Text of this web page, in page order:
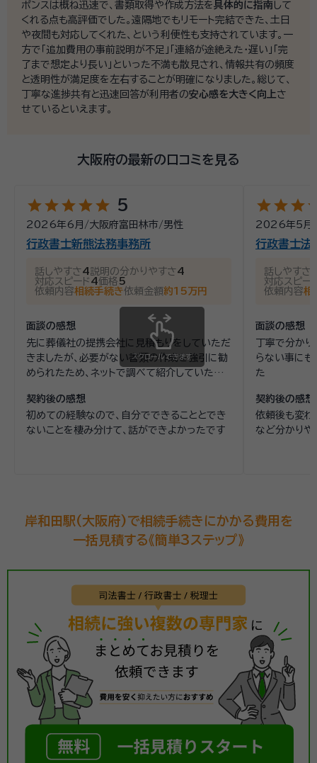
ポンスは概ね迅速で、書類取得や作成方法を具体的に指南 して
くれる点も高評価でした。遠隔地でもリモート完結できた、土日
や夜間も対応してくれた、という利便性も支持されています。一
方で「追加費用の事前説明が不足」「連絡が途絶えた・遅い」「完
了まで想定より長い」といった不満も散見され、情報共有の頻度
と透明性が満足度を左右することが明確になりました。総じて、
丁寧な進捗共有と迅速回答が利用者の安心感を大きく向上さ
せているといえます。
大阪府の最新の口コミを見る
starstarstarstarstar 5
2026年6月 /大阪府富田林市/男性
行政書士新熊法務事務所
話しやすさ4説明の分かりやすさ4
対応スピード 4価格 5
依頼内容相続手続き依頼金額約15万円
面談の感想
先に葬儀社の提携会社に見積もりをしていただ
きましたが、必要がない書類の作成を強引に勧
められたため、ネットで調べて紹介していただ
約させていただきました
契約後の感想
初めての経験なので、自分でできることとでき
ないことを棲み分けて、話ができよかったです
starstarstar
2026年5月
行政書士法
話しやすさ
対応スピー
依頼内容相
面談の感想
丁寧で分かり
らない事にも
た
契約後の感想
依頼後も変わ
など分かりや
スクロールできます
岸和田駅(大阪府)で相続手続きにかかる費用を
一括見積する《簡単3ステップ》